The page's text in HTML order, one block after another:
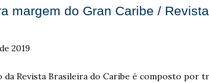
margem do Gran Caribe /
2019
da Revista Brasileira do Caribe é composto por